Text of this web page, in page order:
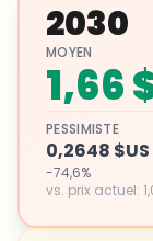
2030
MOYEN
1,66
PESSIMISTE
0,2648 $US
-74,6%
vs. prix actuel: